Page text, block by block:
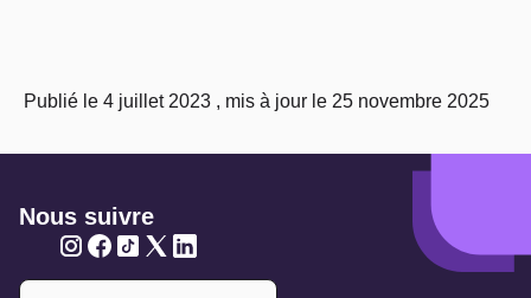
Publié le 4 juillet 2023 , mis à jour le 25 novembre 2025
Nous suivre